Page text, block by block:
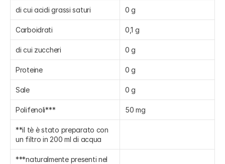
di cui acidi grassi saturi 0 g
Carboidrati 0,1 g
di cui zuccheri 0 g
Proteine 0 g
Sale 0 g
Polifenoli*** 50 mg
**il tè è stato preparato con
un filtro in 200 ml di acqua
***naturalmente presenti nel